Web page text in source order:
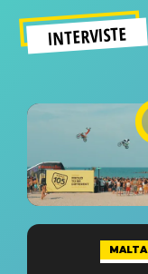
INTERVISTE
MALTA